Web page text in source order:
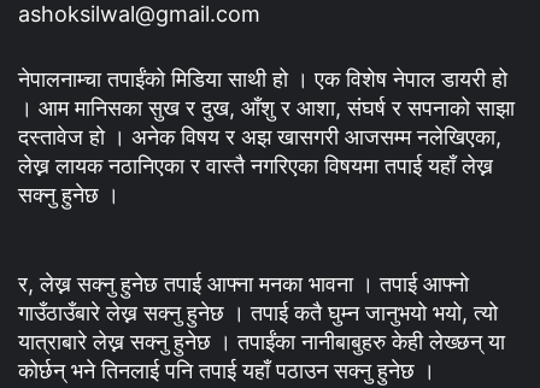
ashoksilwal@gmail.com
नेपालनाम्चा तपाईंको मिडिया साथी हो । एक विशेष नेपाल डायरी हो
। आम मानिसका सुख र दुख, आँशु र आशा, संघर्ष र सपनाको साझा
दस्तावेज हो । अनेक विषय र अझ खासगरी आजसम्म नलेखिएका,
लेख्न लायक नठानिएका र वास्तै नगरिएका विषयमा तपाई यहाँ लेख्न
सक्नु हुनेछ ।
र, लेख्न सक्नु हुनेछ तपाई आफ्ना मनका भावना । तपाई आफ्नो
गाउँठाउँबारे लेख्न सक्नु हुनेछ । तपाई कतै घुम्न जानुभयो भयो, त्यो
यात्राबारे लेख्न सक्नु हुनेछ । तपाईंका नानीबाबुहरु केही लेख्छन् या
कोर्छन् भने तिनलाई पनि तपाई यहाँ पठाउन सक्नु हुनेछ ।